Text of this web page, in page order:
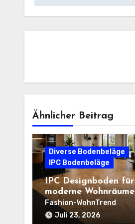
Ähnlicher Beitrag
Diverse Bodenbeläge
IPC Bodenbeläge
IPC Designboden für
moderne Wohnräume
Fashion-WohnTrend
Juli 23, 2026